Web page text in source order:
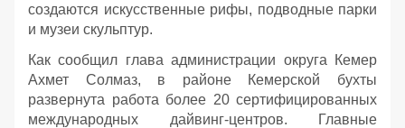
создаются искусственные рифы, подводные парки
и музеи скульптур.
Как сообщил глава администрации округа Кемер
Ахмет Солмаз, в районе Кемерской бухты
развернута работа более 20 сертифицированных
международных дайвинг-центров. Главные